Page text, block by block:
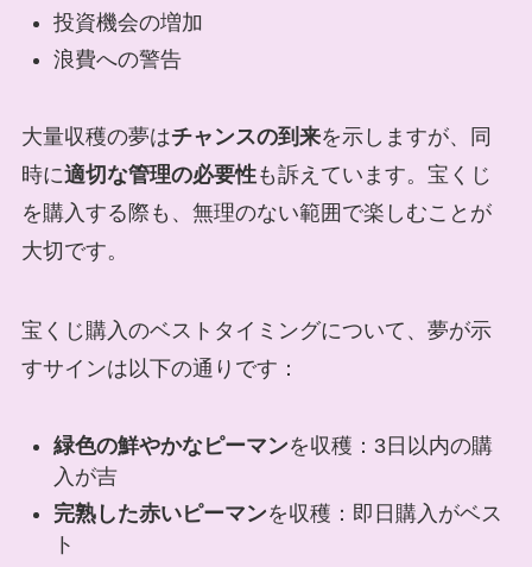
投資機会の増加
浪費への警告
大量収穫の夢はチャンスの到来を示しますが、同
時に適切な管理の必要性も訴えています。宝くじ
を購入する際も、無理のない範囲で楽しむことが
大切です。
宝くじ購入のベストタイミングについて、夢が示
すサインは以下の通りです：
緑色の鮮やかなピーマンを収穫：3日以内の購
入が吉
完熟した赤いピーマンを収穫：即日購入がベス
ト